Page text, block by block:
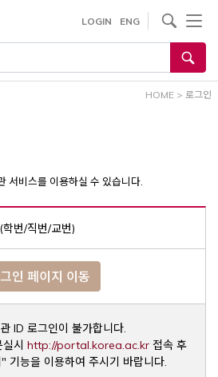
LOGIN ENG
HOME > 로그인
서비스를 이용하실 수 있습니다.
번/직번/교번)
인 페이지 이동
ID 로그인이 불가합니다.
시 http://portal.korea.ac.krOpens a
접속 후
기능을 이용하여 주시기 바랍니다.